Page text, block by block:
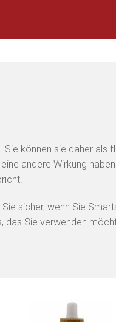
können sie daher als
andere Wirkung
sicher, wenn Sie
das Sie verwenden